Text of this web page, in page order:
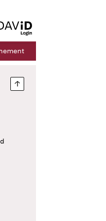
Nach oben springen